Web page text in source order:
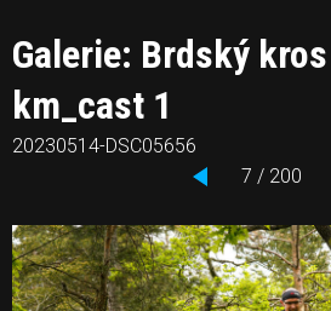
Galerie: Brdský
km_cast 1
20230514-DSC05656
7 / 200